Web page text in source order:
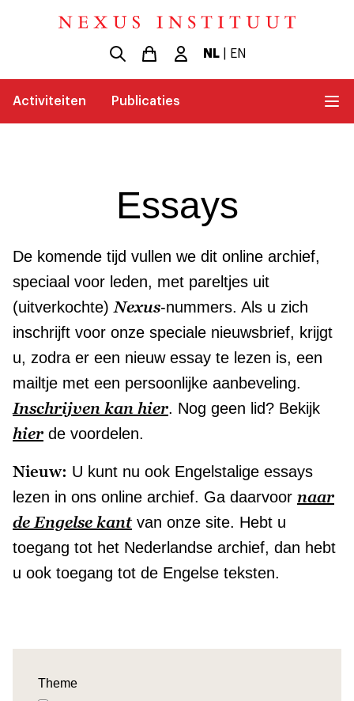
NL| EN
Activiteiten Publicaties
Essays
De komende tijd vullen we dit online archief,
speciaal voor leden, met pareltjes uit
(uitverkochte) Nexus-nummers. Als u zich
inschrijft voor onze speciale nieuwsbrief, krijgt
u, zodra er een nieuw essay te lezen is, een
mailtje met een persoonlijke aanbeveling.
Inschrijven kan hier. Nog geen lid? Bekijk
hier de voordelen.
Nieuw: U kunt nu ook Engelstalige essays
lezen in ons online archief. Ga daarvoor naar
de Engelse kantvan onze site. Hebt u
toegang tot het Nederlandse archief, dan hebt
u ook toegang tot de Engelse teksten.
Theme